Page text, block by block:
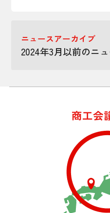
ニュースアーカイブ
2024年3月以前のニ
商工会